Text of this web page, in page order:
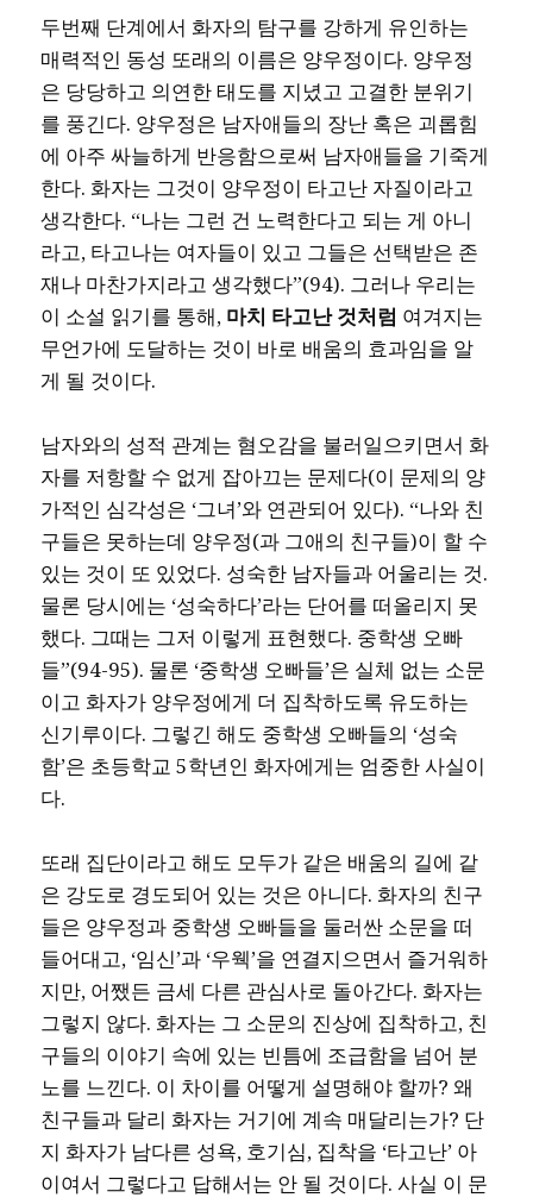
두번째 단계에서 화자의 탐구를 강하게 유인하는
매력적인 동성 또래의 이름은 양우정이다. 양우정
은 당당하고 의연한 태도를 지녔고 고결한 분위기
를 풍긴다. 양우정은 남자애들의 장난 혹은 괴롭힘
에 아주 싸늘하게 반응함으로써 남자애들을 기죽게
한다. 화자는 그것이 양우정이 타고난 자질이라고
생각한다. “나는 그런 건 노력한다고 되는 게 아니
라고, 타고나는 여자들이 있고 그들은 선택받은 존
재나 마찬가지라고 생각했다”(94). 그러나 우리는
이 소설 읽기를 통해, 마치 타고난 것처럼 여겨지는
무언가에 도달하는 것이 바로 배움의 효과임을 알
게 될 것이다.
남자와의 성적 관계는 혐오감을 불러일으키면서 화
자를 저항할 수 없게 잡아끄는 문제다(이 문제의 양
가적인 심각성은 ‘그녀’와 연관되어 있다). “나와 친
구들은 못하는데 양우정(과 그애의 친구들)이 할 수
있는 것이 또 있었다. 성숙한 남자들과 어울리는 것.
물론 당시에는 ‘성숙하다’라는 단어를 떠올리지 못
했다. 그때는 그저 이렇게 표현했다. 중학생 오빠
들”(94-95). 물론 ‘중학생 오빠들’은 실체 없는 소문
이고 화자가 양우정에게 더 집착하도록 유도하는
신기루이다. 그렇긴 해도 중학생 오빠들의 ‘성숙
함’은 초등학교 5학년인 화자에게는 엄중한 사실이
다.
또래 집단이라고 해도 모두가 같은 배움의 길에 같
은 강도로 경도되어 있는 것은 아니다. 화자의 친구
들은 양우정과 중학생 오빠들을 둘러싼 소문을 떠
들어대고, ‘임신’과 ‘우웩’을 연결지으면서 즐거워하
지만, 어쨌든 금세 다른 관심사로 돌아간다. 화자는
그렇지 않다. 화자는 그 소문의 진상에 집착하고, 친
구들의 이야기 속에 있는 빈틈에 조급함을 넘어 분
노를 느낀다. 이 차이를 어떻게 설명해야 할까? 왜
친구들과 달리 화자는 거기에 계속 매달리는가? 단
지 화자가 남다른 성욕, 호기심, 집착을 ‘타고난’ 아
이여서 그렇다고 답해서는 안 될 것이다. 사실 이 문